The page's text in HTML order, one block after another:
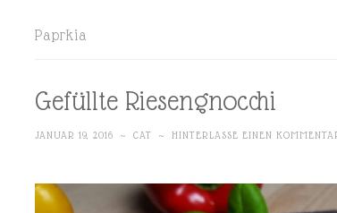
Paprkia
Gefüllte Riesengnocchi
JANUAR 19, 2016 ~ CAT ~ HINTERLASSE EINEN